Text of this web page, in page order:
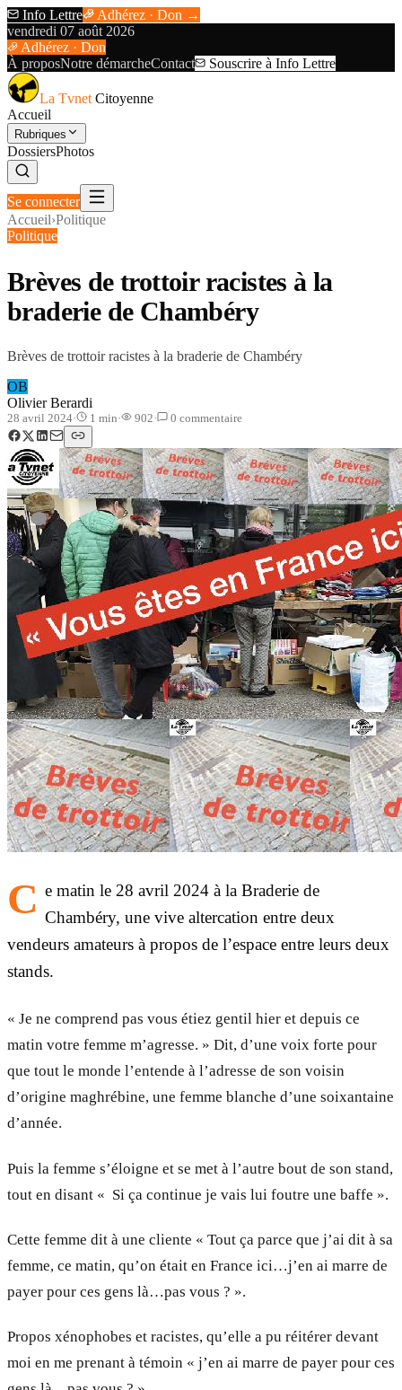
Info Lettre
Adhérez · Don →
vendredi 07 août 2026
Adhérez · Don
À proposNotre démarcheContact Souscrire à Info Lettre
La Tvnet Citoyenne
Accueil
Rubriques
DossiersPhotos
Se connecter
Accueil›Politique
Politique
Brèves de trottoir racistes à la
braderie de Chambéry
Brèves de trottoir racistes à la braderie de Chambéry
OB
Olivier Berardi
28 avril 2024· 1 min· 902· 0 commentaire
C e matin le 28 avril 2024 à la Braderie de
Chambéry, une vive altercation entre deux
vendeurs amateurs à propos de l’espace entre leurs deux
stands.
« Je ne comprend pas vous étiez gentil hier et depuis ce
matin votre femme m’agresse. » Dit, d’une voix forte pour
que tout le monde l’entende à l’adresse de son voisin
d’origine maghrébine, une femme blanche d’une soixantaine
d’année.
Puis la femme s’éloigne et se met à l’autre bout de son stand,
tout en disant « Si ça continue je vais lui foutre une baffe ».
Cette femme dit à une cliente « Tout ça parce que j’ai dit à sa
femme, ce matin, qu’on était en France ici…j’en ai marre de
payer pour ces gens là…pas vous ? ».
Propos xénophobes et racistes, qu’elle a pu réitérer devant
moi en me prenant à témoin « j’en ai marre de payer pour ces